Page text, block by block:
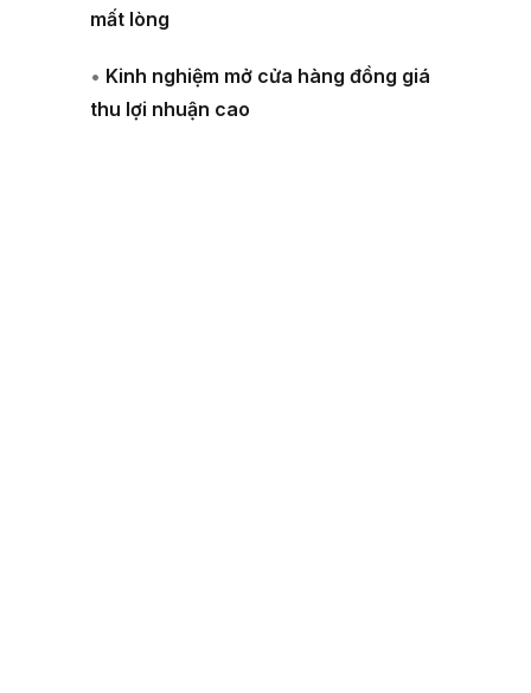
mất lòng
• Kinh nghiệm mở cửa hàng đồng giá
thu lợi nhuận cao